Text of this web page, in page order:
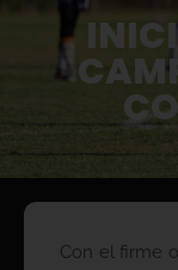
Con el firme